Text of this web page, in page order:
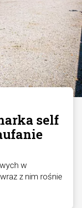
self
w
z nim rośnie